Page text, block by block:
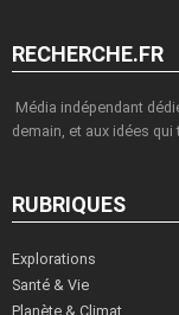
RECHERCHE.FR
Média indépendant
demain, et aux idées
RUBRIQUES
Explorations
Santé & Vie
Planète & Climat